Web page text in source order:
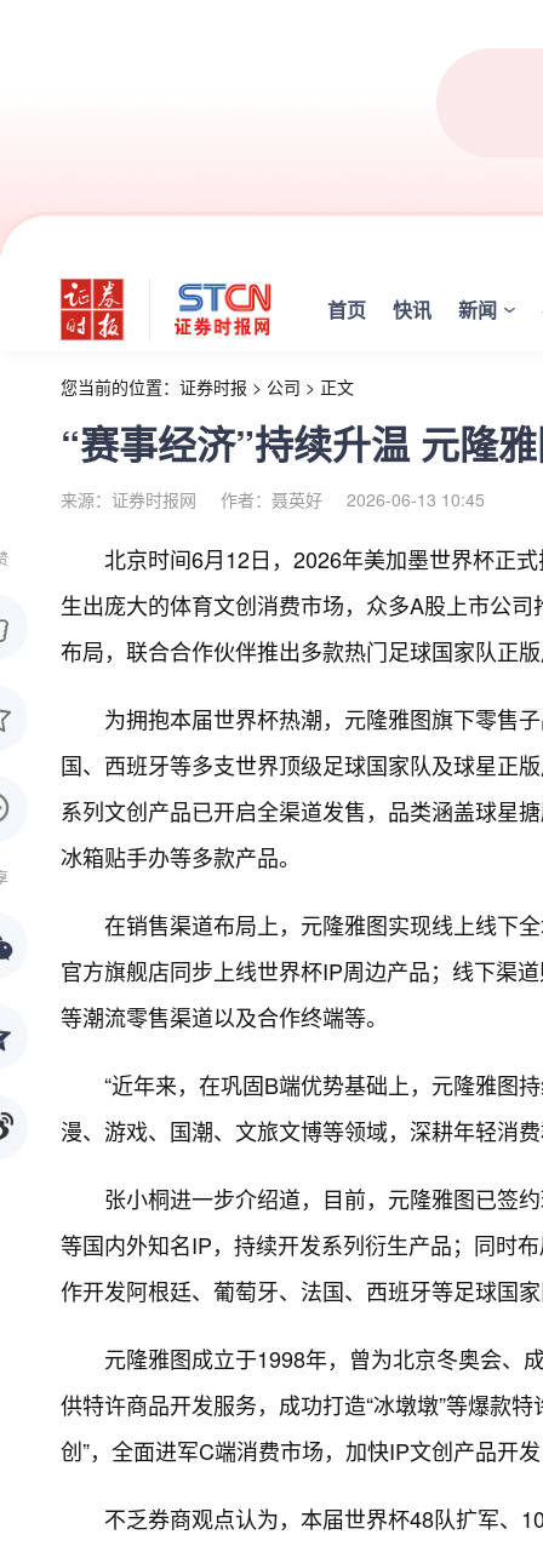
首页 快讯 新闻
您当前的位置： 证券时报 > 公司 > 正文
“赛事经济”持续升温 元隆
来源：证券时报网 作者：聂英好 2026-06-13 10:45
北京时间6月12日，2026年美加墨世界杯正
生出庞大的体育文创消费市场，众多A股上市公
布局，联合合作伙伴推出多款热门足球国家队正
为拥抱本届世界杯热潮，元隆雅图旗下零售
国、西班牙等多支世界顶级足球国家队及球星正
系列文创产品已开启全渠道发售，品类涵盖球星
冰箱贴手办等多款产品。
在销售渠道布局上，元隆雅图实现线上线下
官方旗舰店同步上线世界杯IP周边产品；线下渠
等潮流零售渠道以及合作终端等。
“近年来，在巩固B端优势基础上，元隆雅图
漫、游戏、国潮、文旅文博等领域，深耕年轻消
张小桐进一步介绍道，目前，元隆雅图已签
等国内外知名IP，持续开发系列衍生产品；同时
作开发阿根廷、葡萄牙、法国、西班牙等足球国
元隆雅图成立于1998年，曾为北京冬奥会、
供特许商品开发服务，成功打造“冰墩墩”等爆款
创”，全面进军C端消费市场，加快IP文创产品开
不乏券商观点认为，本届世界杯48队扩军、